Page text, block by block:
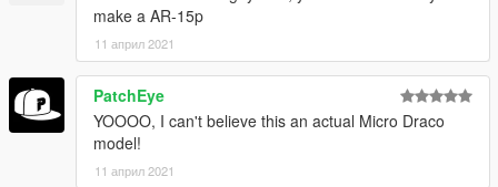
make a AR-15p
11 април 2021
PatchEye
YOOOO, I can't believe this an actual Micro Draco
model!
11 април 2021